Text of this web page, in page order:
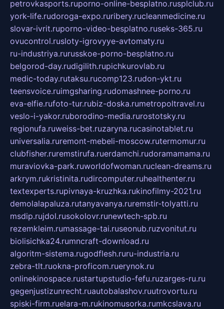
petrovkasports.ruporno-online-besplatno.rusplclub.ru
york-life.rudoroga-expo.ruribery.rucleanmedicine.ru
slovar-ivrit.ruporno-video-besplatno.ruseks-365.ru
ovucontrol.rusloty-igrovyye-avtomaty.ru
ru-industriya.rurusskoe-porno-besplatno.ru
belgorod-day.rudigilith.rupichkurovlab.ru
medic-today.rutaksu.rucomp123.rudon-ykt.ru
teensvoice.ruimgsharing.rudomashnee-porno.ru
eva-elfie.rufoto-tur.rubiz-doska.rumetropoltravel.ru
veslo-i-yakor.ruborodino-media.rurostotsky.ru
regionufa.ruweiss-bet.ruzaryna.rucasinotablet.ru
universalia.ruremont-mebeli-moscow.rutermomur.ru
clubfisher.ruremstirufa.ruerdamchi.rudoramamama.ru
muraviovka-park.ruworldofwoman.ruclean-dreams.ru
arkrym.rukristinita.rudircomputer.ruhealthenter.ru
textexperts.rupivnaya-kruzhka.rukinofilmy-2021.ru
demolalapaluza.rutanyavanya.ruremstir-tolyatti.ru
msdip.rujdol.rusokolovr.runewtech-spb.ru
rezemkleim.rumassage-tai.ruseonub.ruzvonitut.ru
biolisichka24.rumncraft-download.ru
algoritm-sistema.rugodflesh.ruru-industria.ru
zebra-tlt.ruokna-proficom.ruerynok.ru
onlinekinospace.rustartupstudio-fefu.ruzarges-ru.ru
gegenjustizunrecht.ruautobalashov.ruutrovortu.ru
spiski-firm.ruelara-m.rukinomusorka.rumkcslava.ru